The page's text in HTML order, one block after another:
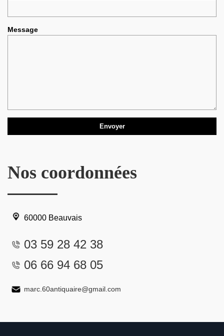
Message
Nos coordonnées
60000 Beauvais
03 59 28 42 38
06 66 94 68 05
marc.60antiquaire@gmail.com